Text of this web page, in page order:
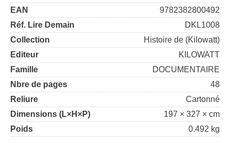
EAN
9782382800492
Réf. Lire Demain
DKL1008
Collection
Histoire de (Kilowatt)
Editeur
KILOWATT
Famille
DOCUMENTAIRE
Nbre de pages
48
Reliure
Cartonné
Dimensions (L×H×P)
197 × 327 × cm
Poids
0.492 kg